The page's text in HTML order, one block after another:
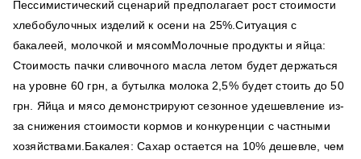
Пессимистический сценарий предполагает рост стоимости
хлебобулочных изделий к осени на 25%.Ситуация с
бакалеей, молочкой и мясомМолочные продукты и яйца:
Стоимость пачки сливочного масла летом будет держаться
на уровне 60 грн, а бутылка молока 2,5% будет стоить до 50
грн. Яйца и мясо демонстрируют сезонное удешевление из-
за снижения стоимости кормов и конкуренции с частными
хозяйствами.Бакалея: Сахар остается на 10% дешевле, чем